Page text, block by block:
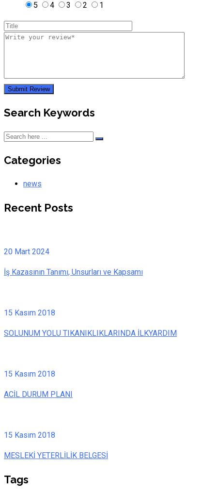
5
4 3 2 1
Search Keywords
Categories
news
Recent Posts
20 Mart 2024
İş Kazasının Tanımı, Unsurları ve Kapsamı
15 Kasım 2018
SOLUNUM YOLU TIKANIKLIKLARINDA İLKYARDIM
15 Kasım 2018
ACİL DURUM PLANI
15 Kasım 2018
MESLEKİ YETERLİLİK BELGESİ
Tags